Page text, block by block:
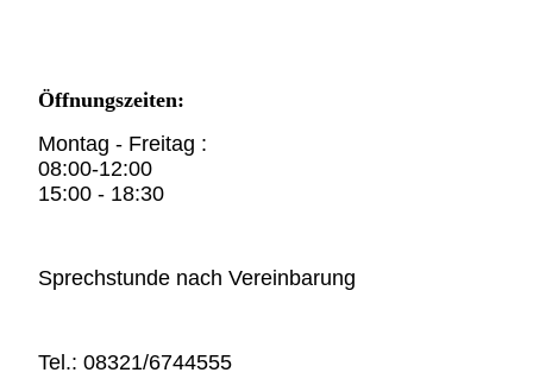
Öffnungszeiten:
Montag - Freitag :
08:00-12:00
15:00 - 18:30
Sprechstunde nach Vereinbarung
Tel.: 08321/6744555